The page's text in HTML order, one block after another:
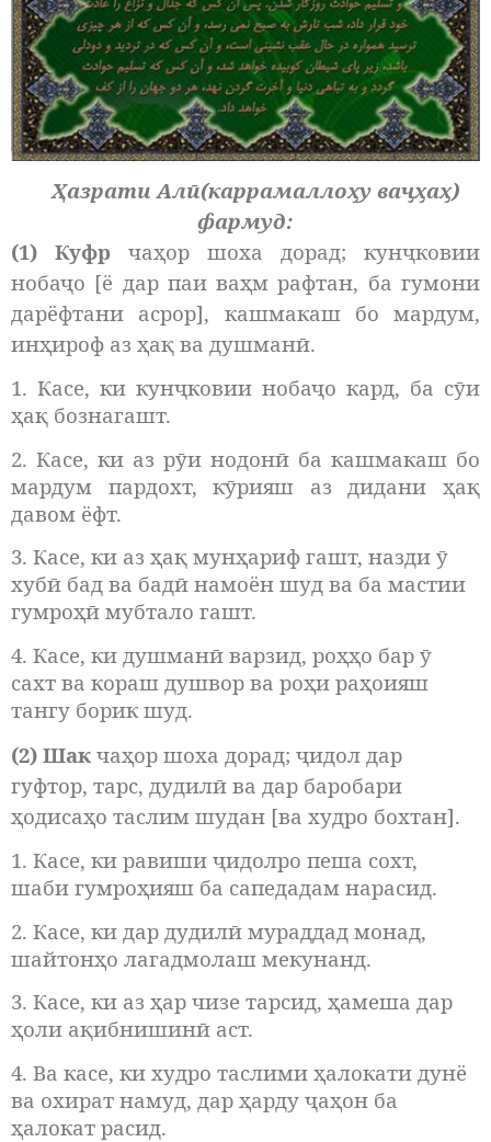
Ҳазрати Алӣ(каррамаллоҳу ваҷҳаҳ)
фармуд:
(1) Куфр чаҳор шоха дорад; кунҷковии
нобаҷо [ё дар паи ваҳм рафтан, ба гумони
дарёфтани асрор], кашмакаш бо мардум,
инҳироф аз ҳақ ва душманӣ.
1. Касе, ки кунҷковии нобаҷо кард, ба сӯи
ҳақ бознагашт.
2. Касе, ки аз рӯи нодонӣ ба кашмакаш бо
мардум пардохт, кӯрияш аз дидани ҳақ
давом ёфт.
3. Касе, ки аз ҳақ мунҳариф гашт, назди ӯ
хубӣ бад ва бадӣ намоён шуд ва ба мастии
гумроҳӣ мубтало гашт.
4. Касе, ки душманӣ варзид, роҳҳо бар ӯ
сахт ва кораш душвор ва роҳи раҳоияш
тангу борик шуд.
(2) Шак чаҳор шоха дорад; ҷидол дар
гуфтор, тарс, дудилӣ ва дар баробари
ҳодисаҳо таслим шудан [ва худро бохтан].
1. Касе, ки равиши ҷидолро пеша сохт,
шаби гумроҳияш ба сапедадам нарасид.
2. Касе, ки дар дудилӣ мураддад монад,
шайтонҳо лагадмолаш мекунанд.
3. Касе, ки аз ҳар чизе тарсид, ҳамеша дар
ҳоли ақибнишинӣ аст.
4. Ва касе, ки худро таслими ҳалокати дунё
ва охират намуд, дар ҳарду ҷаҳон ба
ҳалокат расид.